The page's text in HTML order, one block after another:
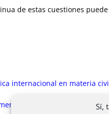
Sí,
de estas cuestiones
internacional en materia
públicos extranjeros